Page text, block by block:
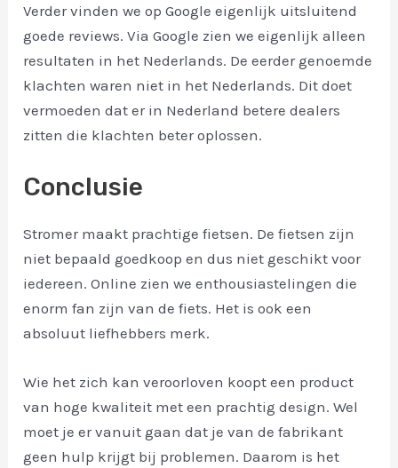
Verder vinden we op Google eigenlijk uitsluitend
goede reviews. Via Google zien we eigenlijk alleen
resultaten in het Nederlands. De eerder genoemde
klachten waren niet in het Nederlands. Dit doet
vermoeden dat er in Nederland betere dealers
zitten die klachten beter oplossen.
Conclusie
Stromer maakt prachtige fietsen. De fietsen zijn
niet bepaald goedkoop en dus niet geschikt voor
iedereen. Online zien we enthousiastelingen die
enorm fan zijn van de fiets. Het is ook een
absoluut liefhebbers merk.
Wie het zich kan veroorloven koopt een product
van hoge kwaliteit met een prachtig design. Wel
moet je er vanuit gaan dat je van de fabrikant
geen hulp krijgt bij problemen. Daarom is het